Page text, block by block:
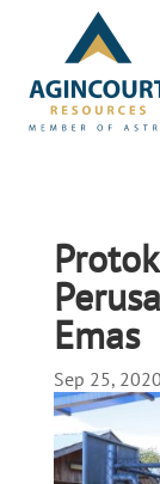
Emas
Sep 25, 2020